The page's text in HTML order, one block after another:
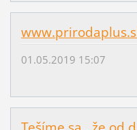
01.05.2019 15:07